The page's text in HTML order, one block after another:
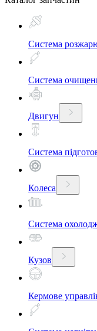
Система
Система
Двигун
Система
Колеса
Система
Кузов
Кермове